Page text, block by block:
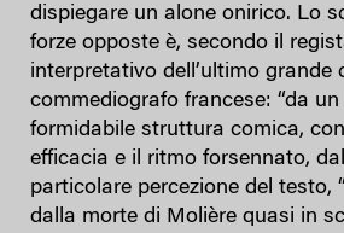
dispiegare un alone onirico. Lo
forze opposte è, secondo il
interpretativo dell’ultimo grande
commediografo francese: “da
formidabile struttura comica,
efficacia e il ritmo forsennato,
particolare percezione del testo,
dalla morte di Molière quasi in